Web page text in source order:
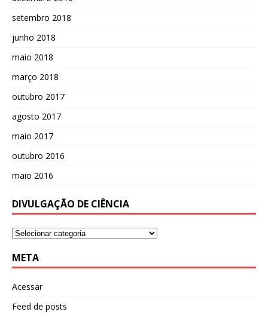
setembro 2018
junho 2018
maio 2018
março 2018
outubro 2017
agosto 2017
maio 2017
outubro 2016
maio 2016
DIVULGAÇÃO DE CIÊNCIA
META
Acessar
Feed de posts